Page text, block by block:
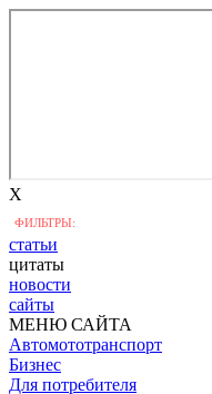
X
ФИЛЬТРЫ:
статьи
цитаты
новости
сайты
МЕНЮ САЙТА
Автомототранспорт
Бизнес
Для потребителя